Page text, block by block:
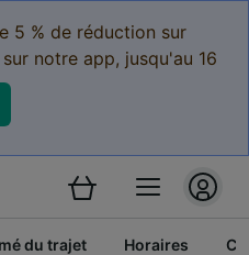
5 % de réduction sur
notre app, jusqu'au 16
du trajet Horaires